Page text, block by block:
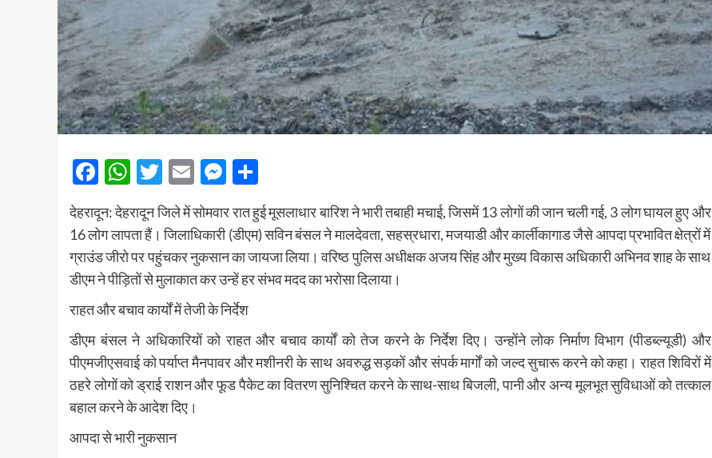
Facebook
WhatsApp
Twitter
EmailMessenger
देहरादून: देहरादून जिले में सोमवार रात हुई मूसलाधार बारिश ने भारी तबाही मचाई, जिसमें 13 लोगों की जान चली गई, 3 लोग घायल हुए और
16 लोग लापता हैं। जिलाधिकारी (डीएम) सविन बंसल ने मालदेवता, सहस्रधारा, मजयाडी और कार्लीकागाड जैसे आपदा प्रभावित क्षेत्रों में
ग्राउंड जीरो पर पहुंचकर नुकसान का जायजा लिया। वरिष्ठ पुलिस अधीक्षक अजय सिंह और मुख्य विकास अधिकारी अभिनव शाह के साथ
डीएम ने पीड़ितों से मुलाकात कर उन्हें हर संभव मदद का भरोसा दिलाया।
राहत और बचाव कार्यों में तेजी के निर्देश
डीएम बंसल ने अधिकारियों को राहत और बचाव कार्यों को तेज करने के निर्देश दिए। उन्होंने लोक निर्माण विभाग (पीडब्ल्यूडी) और
पीएमजीएसवाई को पर्याप्त मैनपावर और मशीनरी के साथ अवरुद्ध सड़कों और संपर्क मार्गों को जल्द सुचारू करने को कहा। राहत शिविरों में
ठहरे लोगों को ड्राई राशन और फूड पैकेट का वितरण सुनिश्चित करने के साथ-साथ बिजली, पानी और अन्य मूलभूत सुविधाओं को तत्काल
बहाल करने के आदेश दिए।
आपदा से भारी नुकसान